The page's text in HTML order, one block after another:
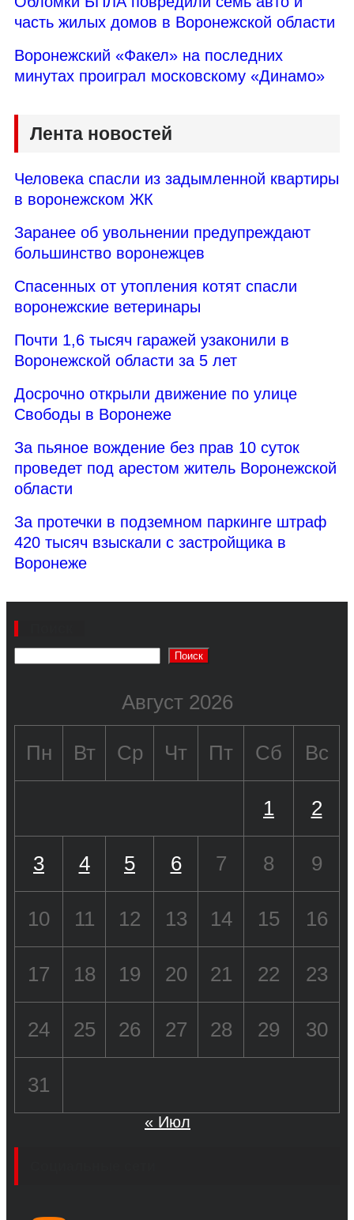
часть жилых домов в Воронежской области
Воронежский «Факел» на последних
минутах проиграл московскому «Динамо»
Лента новостей
Человека спасли из задымленной квартиры
в воронежском ЖК
Заранее об увольнении предупреждают
большинство воронежцев
Спасенных от утопления котят спасли
воронежские ветеринары
Почти 1,6 тысяч гаражей узаконили в
Воронежской области за 5 лет
Досрочно открыли движение по улице
Свободы в Воронеже
За пьяное вождение без прав 10 суток
проведет под арестом житель Воронежской
области
За протечки в подземном паркинге штраф
420 тысяч взыскали с застройщика в
Воронеже
Поиск
Август 2026
Пн Вт Ср Чт Пт Сб Вс
1 2
3 4 5 6 7 8 9
10 11 12 13 14 15 16
17 18 19 20 21 22 23
24 25 26 27 28 29 30
31
« Июл